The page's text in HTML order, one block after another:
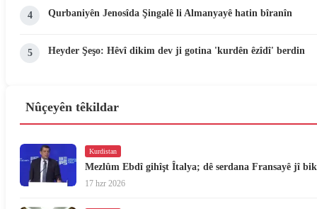
4 Qurbaniyên Jenosîda Şingalê li Almanyayê hatin bîranîn
5 Heyder Şeşo: Hêvî dikim dev ji gotina 'kurdên êzîdî' berdin
Nûçeyên têkildar
Kurdistan
Mezlûm Ebdî gihîşt Îtalya; dê serdana Fransayê jî
17 hzr 2026